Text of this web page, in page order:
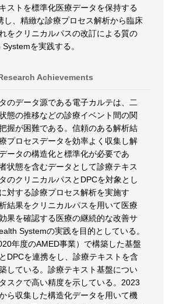
ストを標準化医療データを保持する
し、精緻な診療プロセス解析から臨床
をクリニカルパスの改訂による質の
を実践する。
Achievements
のデータ源である電子カルテは、二
態の推移などの診療イベント間の関
握が困難である。信頼のある解析結
プロセスデータを効率よく収集し解
ータの構造化と標準化が必要であ
状態を含むデータとして診療テキス
のクリニカルパスとDPCを対象とし
対する診療プロセス解析を実施す
結果をクリニカルパスを用いて医療
果を確認する医療の継続的な改善サ
Systemの実践を目的としている。
年度のAMED事業）で構築した基盤
DPCを連携をし、診療テキストを含
している。診療テキスト基盤につい
スクで高い精度を示している。2023
ら収集した構造化データを用いて機